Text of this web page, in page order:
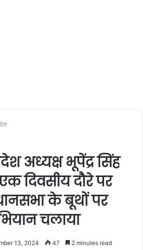
अध्यक्ष भूपेंद्र सिंह
एक दिवसीय दौरे पर
के बूथों पर
चलाया
13, 2024 47 2 minutes read